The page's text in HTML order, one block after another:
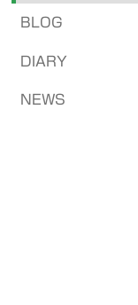
BLOG
DIARY
NEWS